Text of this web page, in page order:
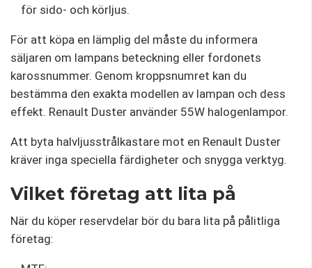
för sido- och körljus.
För att köpa en lämplig del måste du informera
säljaren om lampans beteckning eller fordonets
karossnummer. Genom kroppsnumret kan du
bestämma den exakta modellen av lampan och dess
effekt. Renault Duster använder 55W halogenlampor.
Att byta halvljusstrålkastare mot en Renault Duster
kräver inga speciella färdigheter och snygga verktyg.
Vilket företag att lita på
När du köper reservdelar bör du bara lita på pålitliga
företag: